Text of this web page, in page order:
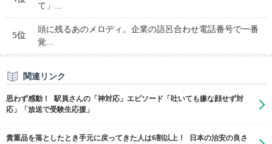
て」...
5位
頭に残るあのメロディ。企業の語呂合わせ電話番号で一番
覚...
関連リンク
思わず感動！ 駅員さんの「神対応」エピソード「吐いても嫌な顔せず対
応」「放送で受験生応援」
貴重品を落としたとき手元に戻ってきた人は6割以上！ 日本の治安の良さ